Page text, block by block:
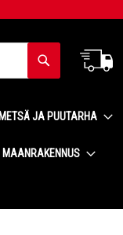
METSÄ JA PUUTARHA
MAANRAKENNUS